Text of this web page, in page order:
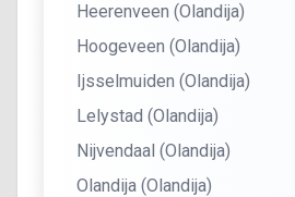
Heerenveen (Olandija)
Hoogeveen (Olandija)
Ijsselmuiden (Olandija)
Lelystad (Olandija)
Nijvendaal (Olandija)
Olandija (Olandija)